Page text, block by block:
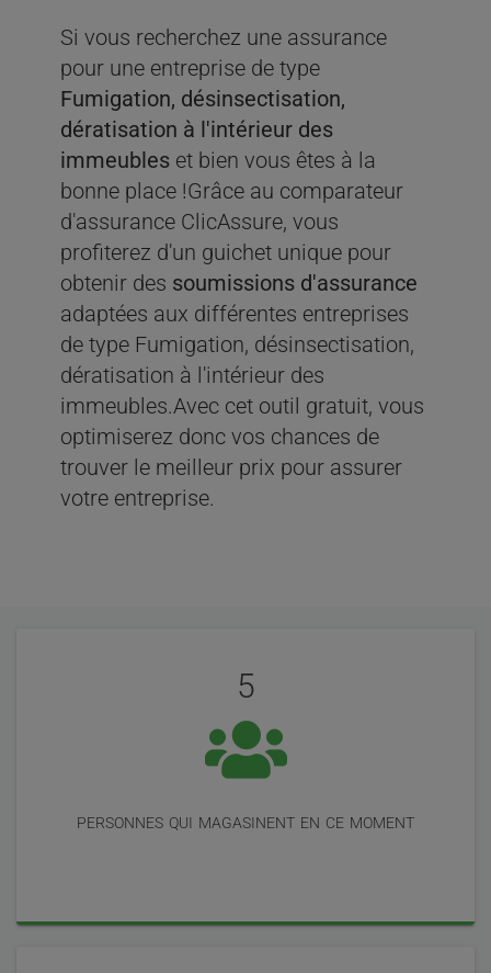
Si vous recherchez une assurance
pour une entreprise de type
Fumigation, désinsectisation,
dératisation à l'intérieur des
immeubles et bien vous êtes à la
bonne place !Grâce au comparateur
d'assurance ClicAssure, vous
profiterez d'un guichet unique pour
obtenir des soumissions d'assurance
adaptées aux différentes entreprises
de type Fumigation, désinsectisation,
dératisation à l'intérieur des
immeubles.Avec cet outil gratuit, vous
optimiserez donc vos chances de
trouver le meilleur prix pour assurer
votre entreprise.
5
personnes qui magasinent en ce moment